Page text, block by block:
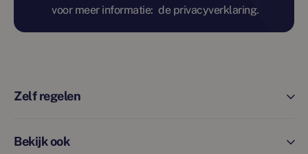
voor meer informatie: de privacyverklaring.
Zelf regelen
Bekijk ook